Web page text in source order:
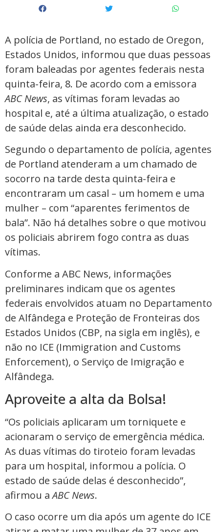
A polícia de Portland, no estado de Oregon,
Estados Unidos, informou que duas pessoas
foram baleadas por agentes federais nesta
quinta-feira, 8. De acordo com a emissora
ABC News, as vítimas foram levadas ao
hospital e, até a última atualização, o estado
de saúde delas ainda era desconhecido.
Segundo o departamento de polícia, agentes
de Portland atenderam a um chamado de
socorro na tarde desta quinta-feira e
encontraram um casal – um homem e uma
mulher – com “aparentes ferimentos de
bala”. Não há detalhes sobre o que motivou
os policiais abrirem fogo contra as duas
vítimas.
Conforme a ABC News, informações
preliminares indicam que os agentes
federais envolvidos atuam no Departamento
de Alfândega e Proteção de Fronteiras dos
Estados Unidos (CBP, na sigla em inglês), e
não no ICE (Immigration and Customs
Enforcement), o Serviço de Imigração e
Alfândega.
Aproveite a alta da Bolsa!
“Os policiais aplicaram um torniquete e
acionaram o serviço de emergência médica.
As duas vítimas do tiroteio foram levadas
para um hospital, informou a polícia. O
estado de saúde delas é desconhecido”,
afirmou aABC News.
O caso ocorre um dia após um agente do ICE